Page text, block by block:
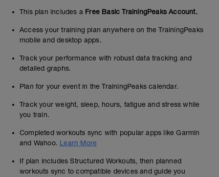
This plan includes a Free Basic TrainingPeaks Account.
Access your training plan anywhere on the TrainingPeaks
mobile and desktop apps.
Track your performance with robust data tracking and
detailed graphs.
Plan for your event in the TrainingPeaks calendar.
Track your weight, sleep, hours, fatigue and stress while
you train.
Completed workouts sync with popular apps like Garmin
and Wahoo. Learn More
If plan includes Structured Workouts, then planned
workouts sync to compatible devices and guide you